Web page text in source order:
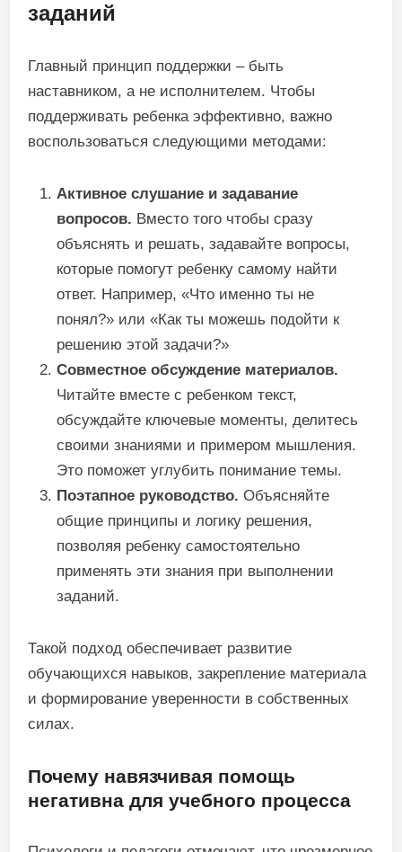
заданий
Главный принцип поддержки – быть
наставником, а не исполнителем. Чтобы
поддерживать ребенка эффективно, важно
воспользоваться следующими методами:
Активное слушание и задавание
вопросов. Вместо того чтобы сразу
объяснять и решать, задавайте вопросы,
которые помогут ребенку самому найти
ответ. Например, «Что именно ты не
понял?» или «Как ты можешь подойти к
решению этой задачи?»
Совместное обсуждение материалов.
Читайте вместе с ребенком текст,
обсуждайте ключевые моменты, делитесь
своими знаниями и примером мышления.
Это поможет углубить понимание темы.
Поэтапное руководство. Объясняйте
общие принципы и логику решения,
позволяя ребенку самостоятельно
применять эти знания при выполнении
заданий.
Такой подход обеспечивает развитие
обучающихся навыков, закрепление материала
и формирование уверенности в собственных
силах.
Почему навязчивая помощь
негативна для учебного процесса